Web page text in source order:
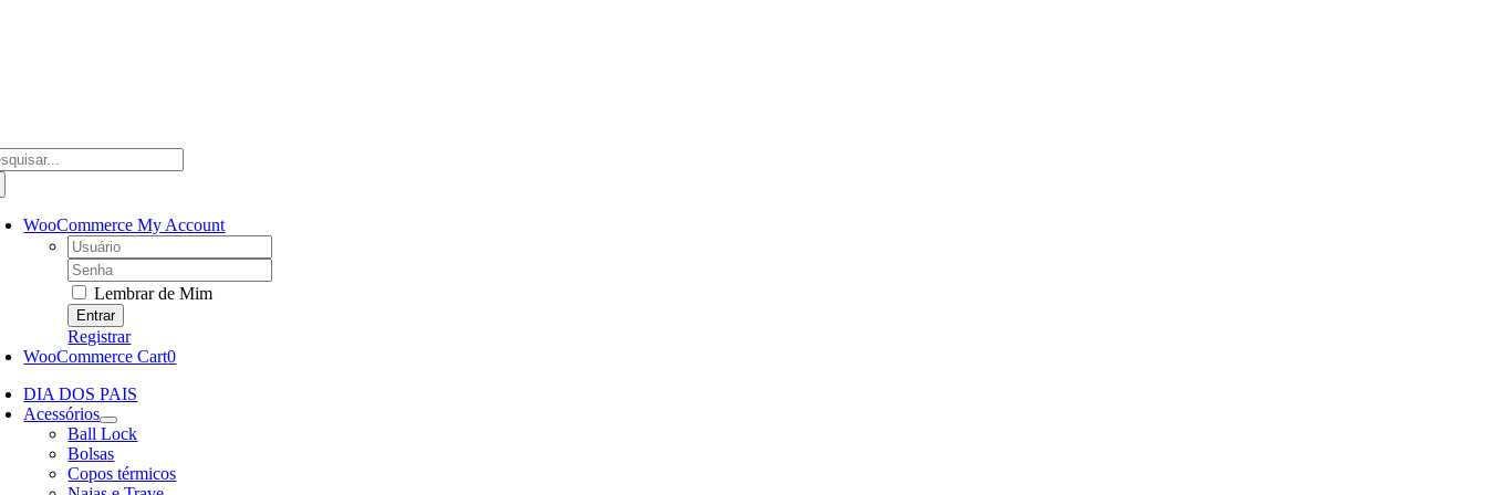
WooCommerce My Account
Username:
Password:
Lembrar de Mim
Registrar
WooCommerce Cart0
DIA DOS PAIS
Acessórios
Ball Lock
Bolsas
Copos térmicos